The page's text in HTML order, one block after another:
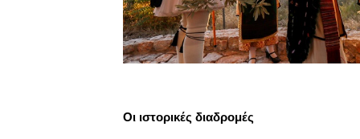
Οι ιστορικές διαδρομές